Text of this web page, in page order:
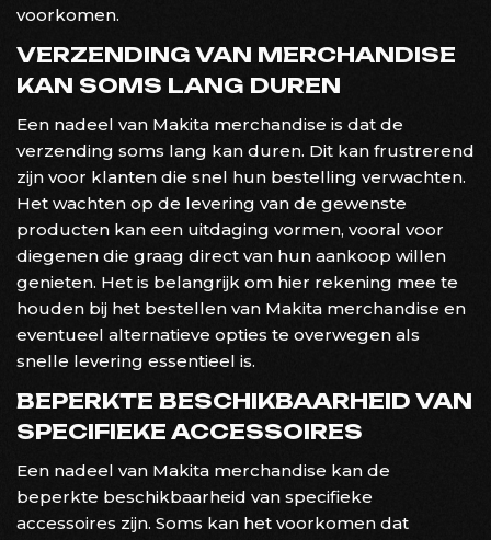
voorkomen.
VERZENDING VAN MERCHANDISE
KAN SOMS LANG DUREN
Een nadeel van Makita merchandise is dat de
verzending soms lang kan duren. Dit kan frustrerend
zijn voor klanten die snel hun bestelling verwachten.
Het wachten op de levering van de gewenste
producten kan een uitdaging vormen, vooral voor
diegenen die graag direct van hun aankoop willen
genieten. Het is belangrijk om hier rekening mee te
houden bij het bestellen van Makita merchandise en
eventueel alternatieve opties te overwegen als
snelle levering essentieel is.
BEPERKTE BESCHIKBAARHEID VAN
SPECIFIEKE ACCESSOIRES
Een nadeel van Makita merchandise kan de
beperkte beschikbaarheid van specifieke
accessoires zijn. Soms kan het voorkomen dat